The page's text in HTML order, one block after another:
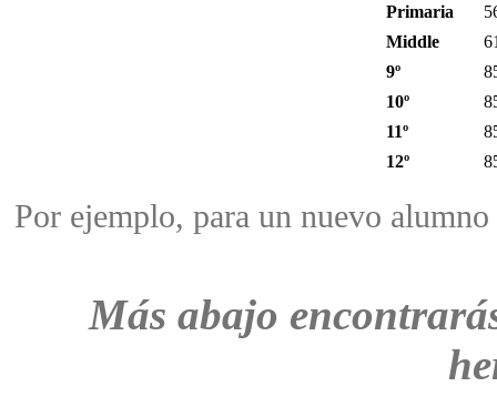
Primaria
Middle
9º
10º
11º
12º
Por ejemplo, para un nuevo
Más abajo